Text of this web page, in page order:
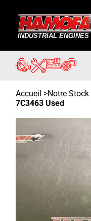
Accueil >Notre Stock
7C3463 Used